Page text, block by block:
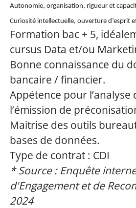
Autonomie, organisation, rigueur et
Curiosité intellectuelle, ouverture d’esprit
Formation bac + 5,
cursus Data et/ou
Bonne connaissance du
bancaire / financier.
Appétence pour l’analyse
l’émission de
Maitrise des outils
bases de données.
Type de contrat : CDI
* Source : Enquête
d'Engagement et de
2024